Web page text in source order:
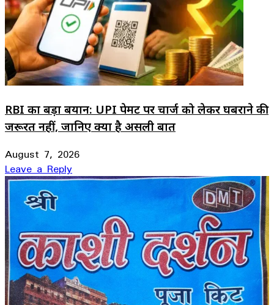
RBI का बड़ा बयान: UPI पेमेंट पर चार्ज को लेकर घबराने की
जरूरत नहीं, जानिए क्या है असली बात
August 7, 2026
Leave a Reply